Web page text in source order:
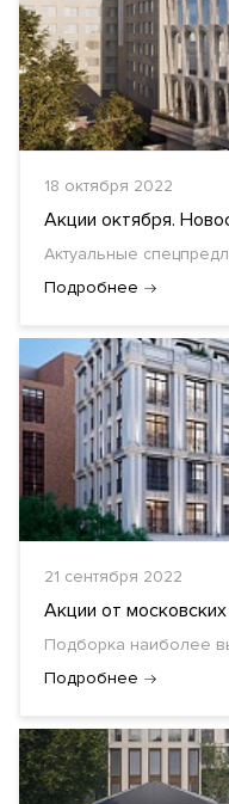
18 октября 2022
Акции октября.
Актуальные
Подробнее
21 сентября 2022
Акции от
Подборка наиболее
Подробнее